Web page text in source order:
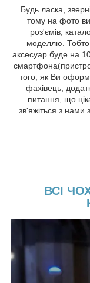
Будь ласка,
тому на фото ви
роз'ємів,
моделлю.
аксесуар буде на
того, як Ви
фахівець,
питання, що
зв'яжіться з
ВСІ